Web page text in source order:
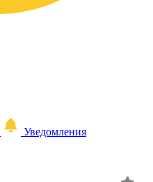
Уведомления